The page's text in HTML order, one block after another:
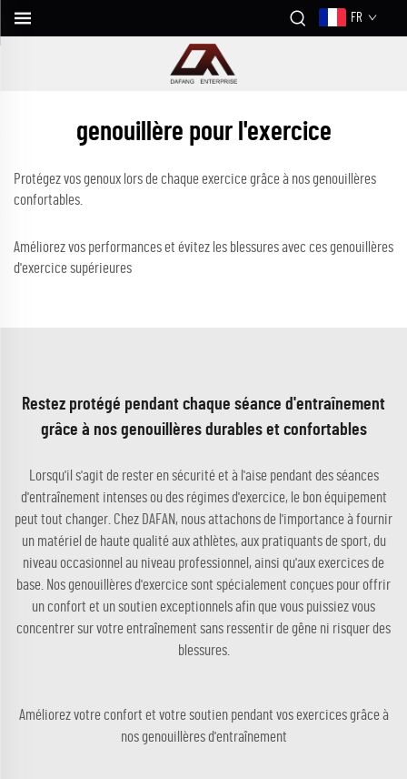
FR
genouillère pour l'exercice
Protégez vos genoux lors de chaque exercice grâce à nos genouillères
confortables.
Améliorez vos performances et évitez les blessures avec ces genouillères
d'exercice supérieures
Restez protégé pendant chaque séance d'entraînement
grâce à nos genouillères durables et confortables
Lorsqu'il s'agit de rester en sécurité et à l'aise pendant des séances
d'entraînement intenses ou des régimes d'exercice, le bon équipement
peut tout changer. Chez DAFAN, nous attachons de l'importance à fournir
un matériel de haute qualité aux athlètes, aux pratiquants de sport, du
niveau occasionnel au niveau professionnel, ainsi qu'aux exercices de
base. Nos genouillères d'exercice sont spécialement conçues pour offrir
un confort et un soutien exceptionnels afin que vous puissiez vous
concentrer sur votre entraînement sans ressentir de gêne ni risquer des
blessures.
Améliorez votre confort et votre soutien pendant vos exercices grâce à
nos genouillères d'entraînement